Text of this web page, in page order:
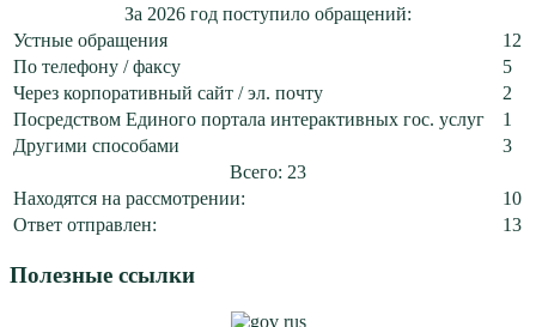
За 2026 год поступило обращений:
Устные обращения
12
По телефону / факсу
5
Через корпоративный сайт / эл. почту
2
Посредством Единого портала интерактивных гос. услуг
1
Другими способами
3
Всего: 23
Находятся на рассмотрении:
10
Ответ отправлен:
13
Полезные ссылки